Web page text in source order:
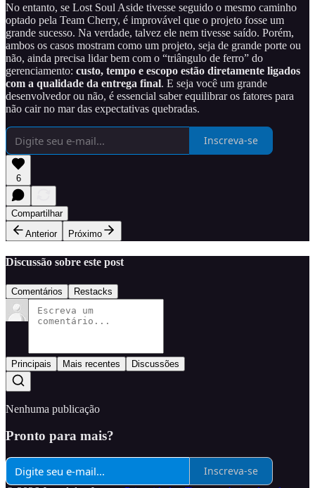
No entanto, se Lost Soul Aside tivesse seguido o mesmo caminho
optado pela Team Cherry, é improvável que o projeto fosse um
grande sucesso. Na verdade, talvez ele nem tivesse saído. Porém,
ambos os casos mostram como um projeto, seja de grande porte ou
não, ainda precisa lidar bem com o “triângulo de ferro” do
gerenciamento: custo, tempo e escopo estão diretamente ligados
com a qualidade da entrega final. E seja você um grande
desenvolvedor ou não, é essencial saber equilibrar os fatores para
não cair no mar das expectativas quebradas.
Inscreva-se
6
Compartilhar
Anterior
Próximo
Discussão sobre este post
Comentários Restacks
Principais Mais recentes Discussões
Nenhuma publicação
Pronto para mais?
Inscreva-se